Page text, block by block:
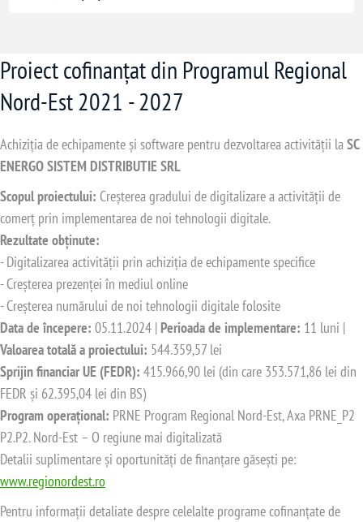
Proiect cofinanțat din Programul Regional
Nord-Est 2021 - 2027
Achiziția de echipamente și software pentru dezvoltarea activității laSC
ENERGO SISTEM DISTRIBUTIE SRL
Scopul proiectului: Creșterea gradului de digitalizare a activității de
comerț prin implementarea de noi tehnologii digitale.
Rezultate obținute:
- Digitalizarea activității prin achiziția de echipamente specifice
- Creșterea prezenței în mediul online
- Creșterea numărului de noi tehnologii digitale folosite
Data de începere: 05.11.2024 | Perioada de implementare: 11 luni |
Valoarea totală a proiectului: 544.359,57 lei
Sprijin financiar UE (FEDR): 415.966,90 lei (din care 353.571,86 lei din
FEDR și 62.395,04 lei din BS)
Program operațional: PRNE Program Regional Nord-Est, Axa PRNE_P2
P2.P2. Nord-Est – O regiune mai digitalizată
Detalii suplimentare și oportunități de finanțare găsești pe:
www.regionordest.ro
Pentru informații detaliate despre celelalte programe cofinanțate de